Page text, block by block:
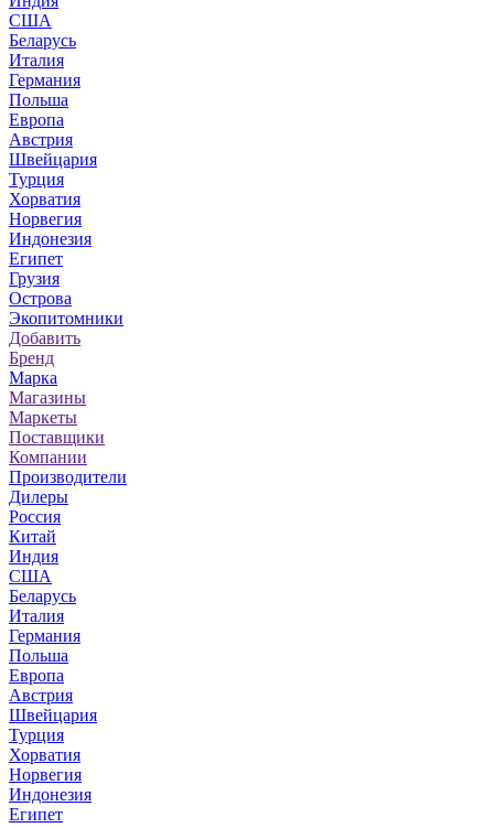
США
Беларусь
Италия
Германия
Польша
Европа
Австрия
Швейцария
Турция
Хорватия
Норвегия
Индонезия
Египет
Грузия
Острова
Экопитомники
Добавить
Бренд
Марка
Магазины
Маркеты
Поставщики
Компании
Производители
Дилеры
Россия
Китай
Индия
США
Беларусь
Италия
Германия
Польша
Европа
Австрия
Швейцария
Турция
Хорватия
Норвегия
Индонезия
Египет